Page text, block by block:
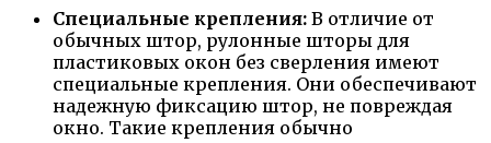
Специальные крепления: В отличие от
обычных штор, рулонные шторы для
пластиковых окон без сверления имеют
специальные крепления. Они обеспечивают
надежную фиксацию штор, не повреждая
окно. Такие крепления обычно